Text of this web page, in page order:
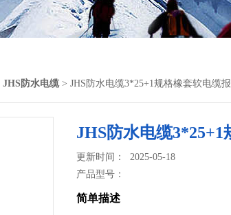
JHS防水电缆> JHS防水电缆3*25+1规格橡套软电缆
JHS防水电缆
更新时间： 2025-05-18
产品型号：
简单描述